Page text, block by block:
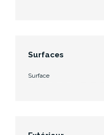
Surfaces
Surface